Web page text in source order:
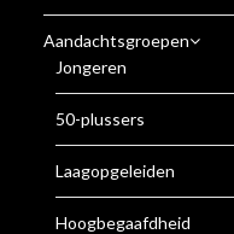
Aandachtsgroepen
Jongeren
50-plussers
Laagopgeleiden
Hoogbegaafdheid